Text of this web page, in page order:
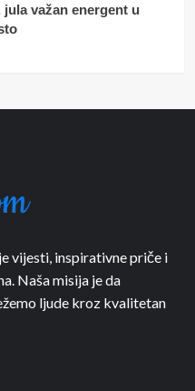
važan energent u
vijesti, inspirativne priče i
Naša misija je da
ljude kroz kvalitetan